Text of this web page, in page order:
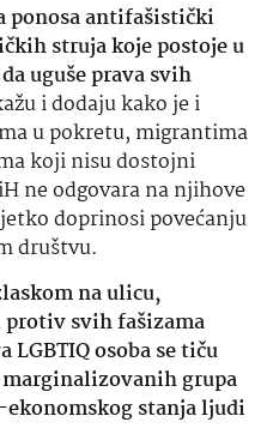
ponosa antifašistički
struja koje postoje u
uguše prava svih
i dodaju kako je i
u pokretu, migrantima
koji nisu dostojni
ne odgovara na njihove
doprinosi povećanju
društvu.
na ulicu,
svih fašizama
osoba se tiču
grupa
stanja ljudi